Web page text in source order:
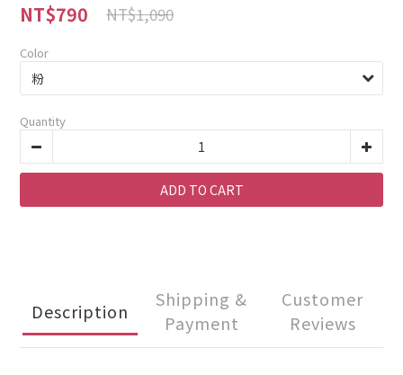
NT$790 NT$1,090
Color
Quantity
ADD TO CART
Description
Shipping &
Payment
Customer
Reviews